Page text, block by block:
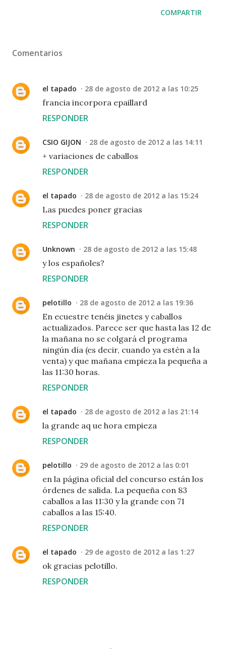
COMPARTIR
Comentarios
el tapado 28 de agosto de 2012 a las 10:25
francia incorpora epaillard
RESPONDER
CSIO GIJON 28 de agosto de 2012 a las 14:11
+ variaciones de caballos
RESPONDER
el tapado 28 de agosto de 2012 a las 15:24
Las puedes poner gracias
RESPONDER
Unknown 28 de agosto de 2012 a las 15:48
y los españoles?
RESPONDER
pelotillo 28 de agosto de 2012 a las 19:36
En ecuestre tenéis jinetes y caballos
actualizados. Parece ser que hasta las 12 de
la mañana no se colgará el programa
ningún día (es decir, cuando ya estén a la
venta) y que mañana empieza la pequeña a
las 11:30 horas.
RESPONDER
el tapado 28 de agosto de 2012 a las 21:14
la grande aq ue hora empieza
RESPONDER
pelotillo 29 de agosto de 2012 a las 0:01
en la página oficial del concurso están los
órdenes de salida. La pequeña con 83
caballos a las 11:30 y la grande con 71
caballos a las 15:40.
RESPONDER
el tapado 29 de agosto de 2012 a las 1:27
ok gracias pelotillo.
RESPONDER